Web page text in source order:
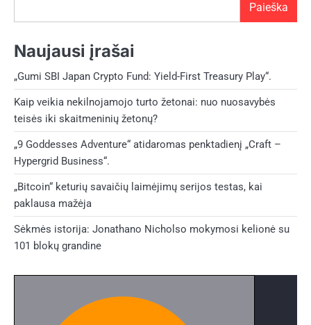
Paieška
Naujausi įrašai
„Gumi SBI Japan Crypto Fund: Yield-First Treasury Play“.
Kaip veikia nekilnojamojo turto žetonai: nuo nuosavybės
teisės iki skaitmeninių žetonų?
„9 Goddesses Adventure“ atidaromas penktadienį „Craft –
Hypergrid Business“.
„Bitcoin“ keturių savaičių laimėjimų serijos testas, kai
paklausa mažėja
Sėkmės istorija: Jonathano Nicholso mokymosi kelionė su
101 blokų grandine